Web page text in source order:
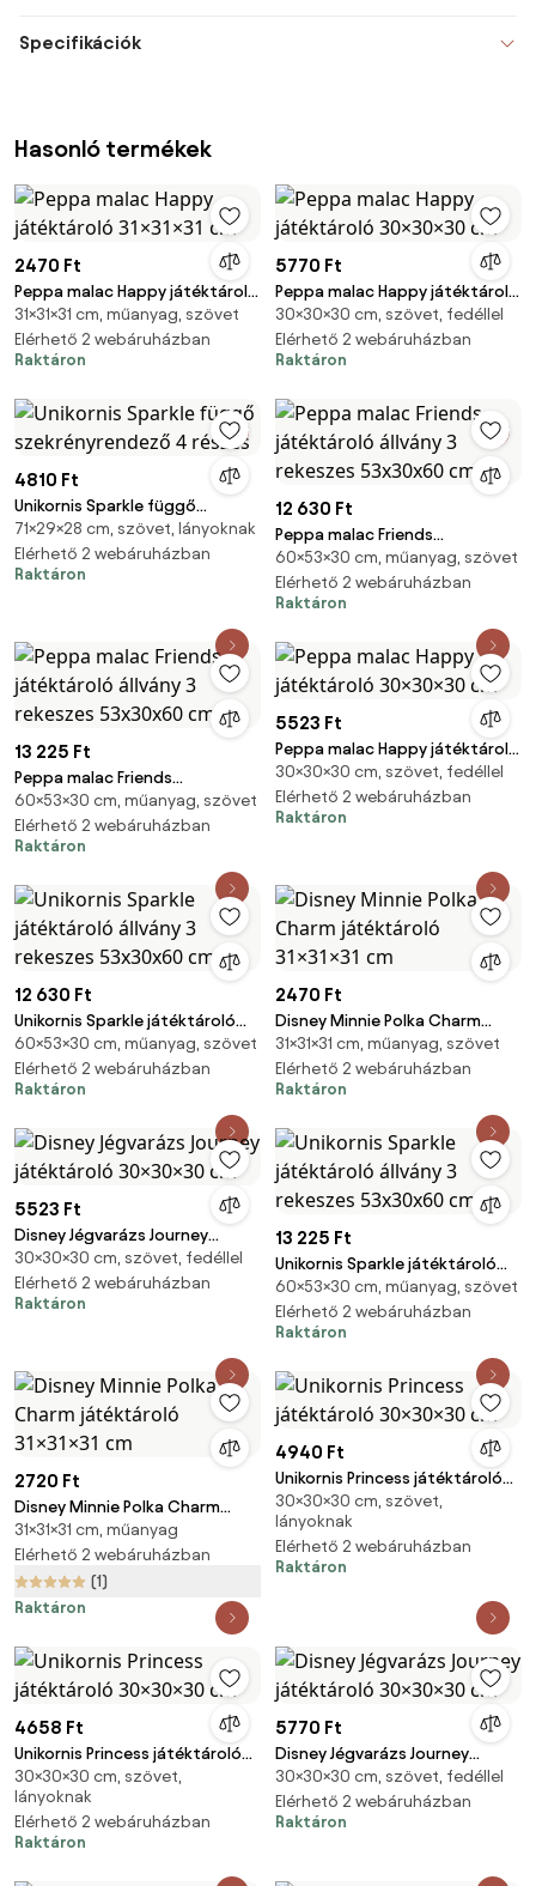
Specifikációk
Hasonló termékek
2470 Ft
Peppa malac Happy játéktároló
31×31×31 cm
31×31×31 cm, műanyag, szövet
Elérhető 2 webáruházban
Raktáron
5770 Ft
Peppa malac Happy játéktároló
30×30×30 cm
30×30×30 cm, szövet, fedéllel
Elérhető 2 webáruházban
Raktáron
4810 Ft
Unikornis Sparkle függő
szekrényrendező 4 részes
71×29×28 cm, szövet, lányoknak
Elérhető 2 webáruházban
Raktáron
12 630 Ft
Peppa malac Friends
játéktároló állvány 3 rekeszes
53x30x60 cm
60×53×30 cm, műanyag, szövet
Elérhető 2 webáruházban
Raktáron
13 225 Ft
Peppa malac Friends
játéktároló állvány 3 rekeszes
53x30x60 cm
60×53×30 cm, műanyag, szövet
Elérhető 2 webáruházban
Raktáron
5523 Ft
Peppa malac Happy játéktároló
30×30×30 cm
30×30×30 cm, szövet, fedéllel
Elérhető 2 webáruházban
Raktáron
12 630 Ft
Unikornis Sparkle játéktároló
állvány 3 rekeszes 53x30x60 cm
60×53×30 cm, műanyag, szövet
Elérhető 2 webáruházban
Raktáron
2470 Ft
Disney Minnie Polka Charm
játéktároló 31×31×31 cm
31×31×31 cm, műanyag, szövet
Elérhető 2 webáruházban
Raktáron
5523 Ft
Disney Jégvarázs Journey
játéktároló 30×30×30 cm
30×30×30 cm, szövet, fedéllel
Elérhető 2 webáruházban
Raktáron
13 225 Ft
Unikornis Sparkle játéktároló
állvány 3 rekeszes 53x30x60 cm
60×53×30 cm, műanyag, szövet
Elérhető 2 webáruházban
Raktáron
2720 Ft
Disney Minnie Polka Charm
játéktároló 31×31×31 cm
31×31×31 cm, műanyag
Elérhető 2 webáruházban
(1)
Raktáron
4940 Ft
Unikornis Princess játéktároló
30×30×30 cm
30×30×30 cm, szövet,
lányoknak
Elérhető 2 webáruházban
Raktáron
4658 Ft
Unikornis Princess játéktároló
30×30×30 cm
30×30×30 cm, szövet,
lányoknak
Elérhető 2 webáruházban
Raktáron
5770 Ft
Disney Jégvarázs Journey
játéktároló 30×30×30 cm
30×30×30 cm, szövet, fedéllel
Elérhető 2 webáruházban
Raktáron